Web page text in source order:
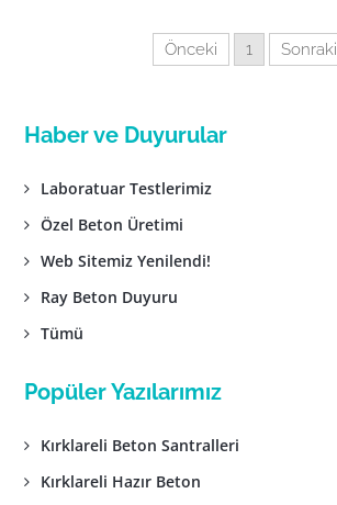
Önceki 1 Sonraki
Haber ve Duyurular
Laboratuar Testlerimiz
Özel Beton Üretimi
Web Sitemiz Yenilendi!
Ray Beton Duyuru
Tümü
Popüler Yazılarımız
Kırklareli Beton Santralleri
Kırklareli Hazır Beton